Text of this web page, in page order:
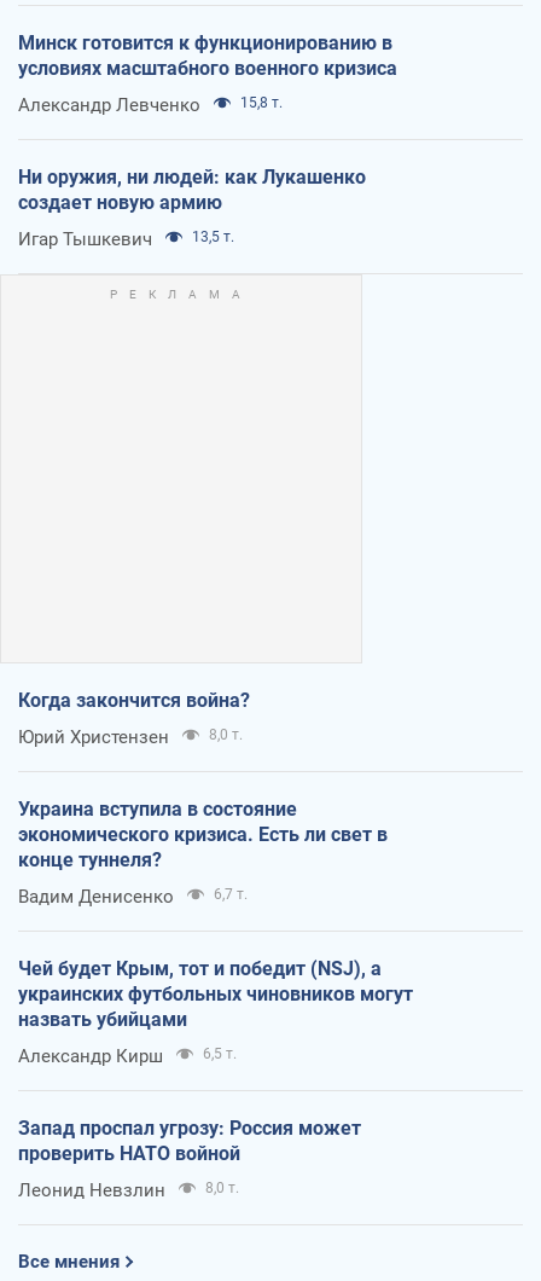
Минск готовится к функционированию в
условиях масштабного военного кризиса
Александр Левченко 15,8 т.
Ни оружия, ни людей: как Лукашенко
создает новую армию
Игар Тышкевич 13,5 т.
Когда закончится война?
Юрий Христензен 8,0 т.
Украина вступила в состояние
экономического кризиса. Есть ли свет в
конце туннеля?
Вадим Денисенко 6,7 т.
Чей будет Крым, тот и победит (NSJ), а
украинских футбольных чиновников могут
назвать убийцами
Александр Кирш 6,5 т.
Запад проспал угрозу: Россия может
проверить НАТО войной
Леонид Невзлин 8,0 т.
Все мнения